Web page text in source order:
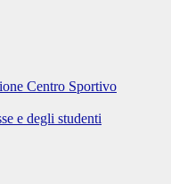
Centro Sportivo
e degli studenti